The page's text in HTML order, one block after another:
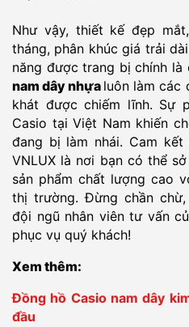
Như vậy, thiết kế đẹp
tháng, phân khúc giá trải
năng được trang bị chính là
nam dây nhựa luôn làm các
khát được chiếm lĩnh. Sự
Casio tại Việt Nam khiến
đang bị làm nhái. Cam kết
VNLUX là nơi bạn có thể
sản phẩm chất lượng cao
thị trường. Đừng chần
đội ngũ nhân viên tư vấn
phục vụ quý khách!
Xem thêm:
Đồng hồ Casio nam dây
đầu